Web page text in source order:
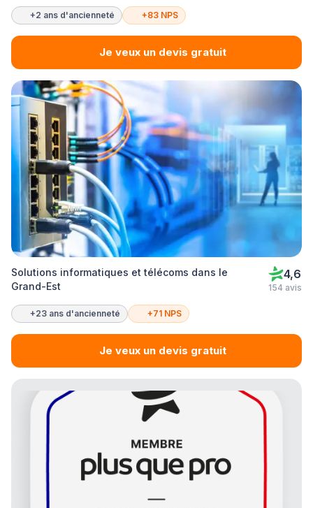
+2 ans d'ancienneté +83 NPS
Je veux un devis gratuit
Solutions informatiques et télécoms dans le
Grand-Est
4,6
154 avis
+23 ans d'ancienneté +71 NPS
Je veux un devis gratuit